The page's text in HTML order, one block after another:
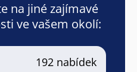
na jiné zajímavé
ve vašem okolí:
192 nabídek